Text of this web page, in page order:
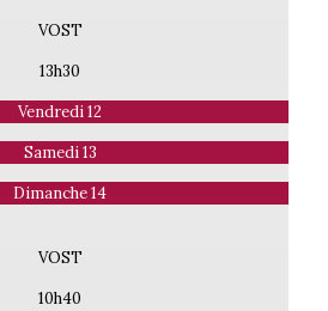
VOST
13h30
Vendredi 12
Samedi 13
Dimanche 14
VOST
10h40